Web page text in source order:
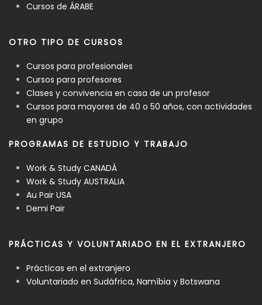
Cursos de ÁRABE
OTRO TIPO DE CURSOS
Cursos para profesionales
Cursos para profesores
Clases y convivencia en casa de un profesor
Cursos para mayores de 40 o 50 años, con actividades
en grupo
PROGRAMAS DE ESTUDIO Y TRABAJO
Work & Study CANADÁ
Work & Study AUSTRALIA
Au Pair USA
Demi Pair
PRÁCTICAS Y VOLUNTARIADO EN EL EXTRANJERO
Prácticas en el extranjero
Voluntariado en Sudáfrica, Namíbia y Botswana